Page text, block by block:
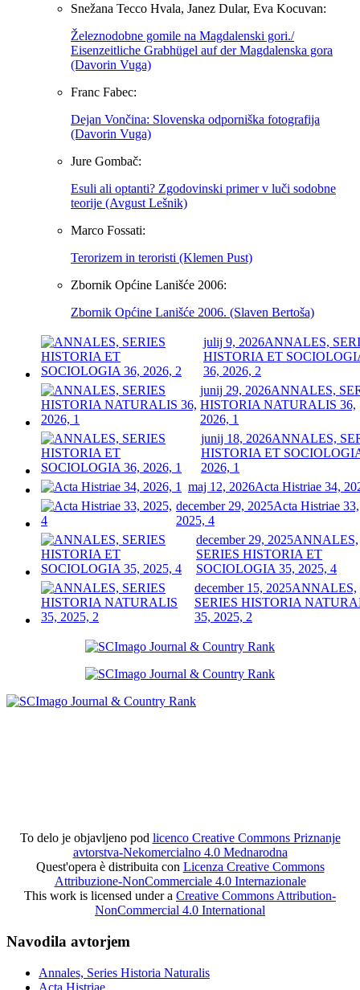
Snežana Tecco Hvala, Janez Dular, Eva Kocuvan:
Železnodobne gomile na Magdalenski gori./
Eisenzeitliche Grabhügel auf der Magdalenska gora
(Davorin Vuga)
Franc Fabec:
Dejan Vončina: Slovenska odporniška fotografija
(Davorin Vuga)
Jure Gombač:
Esuli ali optanti? Zgodovinski primer v luči sodobne
teorije (Avgust Lešnik)
Marco Fossati:
Terorizem in teroristi (Klemen Pust)
Zbornik Općine Lanišće 2006:
Zbornik Općine Lanišće 2006. (Slaven Bertoša)
julij 9, 2026ANNALES,
HISTORIA ET
36, 2026, 2
junij 29, 2026ANNALES,
HISTORIA NATURALIS 36,
2026, 1
junij 18, 2026ANNALES,
HISTORIA ET
2026, 1
maj 12, 2026Acta Histriae 34,
december 29, 2025Acta Histriae 33,
2025, 4
december 29, 2025ANNALES,
SERIES HISTORIA ET
SOCIOLOGIA 35, 2025, 4
december 15, 2025ANNALES,
SERIES HISTORIA
35, 2025, 2
To delo je objavljeno pod licenco Creative Commons Priznanje
avtorstva-Nekomercialno 4.0 Mednarodna
Quest'opera è distribuita con Licenza Creative Commons
Attribuzione-NonCommerciale 4.0 Internazionale
This work is licensed under a Creative Commons Attribution-
NonCommercial 4.0 International
Navodila avtorjem
Annales, Series Historia Naturalis
Acta Histriae